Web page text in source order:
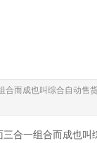
而成也叫综合自动售
合一组合而成也叫